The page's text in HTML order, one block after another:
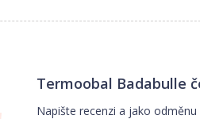
Termoobal Badabulle
Napište recenzi a jako